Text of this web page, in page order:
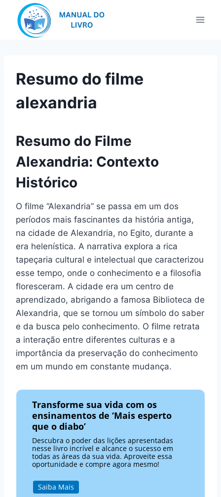
Resumo do filme
alexandria
Resumo do Filme
Alexandria: Contexto
Histórico
O filme “Alexandria” se passa em um dos
períodos mais fascinantes da história antiga,
na cidade de Alexandria, no Egito, durante a
era helenística. A narrativa explora a rica
tapeçaria cultural e intelectual que caracterizou
esse tempo, onde o conhecimento e a filosofia
floresceram. A cidade era um centro de
aprendizado, abrigando a famosa Biblioteca de
Alexandria, que se tornou um símbolo do saber
e da busca pelo conhecimento. O filme retrata
a interação entre diferentes culturas e a
importância da preservação do conhecimento
em um mundo em constante mudança.
Transforme sua vida com os
ensinamentos de ‘Mais esperto
que o diabo’
Descubra o poder das lições apresentadas
nesse livro incrível e alcance o sucesso em
todas as áreas da sua vida. Aproveite essa
oportunidade e compre agora mesmo!
Saiba Mais